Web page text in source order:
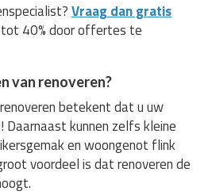
Vraag dan gratis
40% door offertes te
van renoveren?
betekent dat u uw
kunnen zelfs kleine
en woongenot flink
voordeel is dat renoveren de